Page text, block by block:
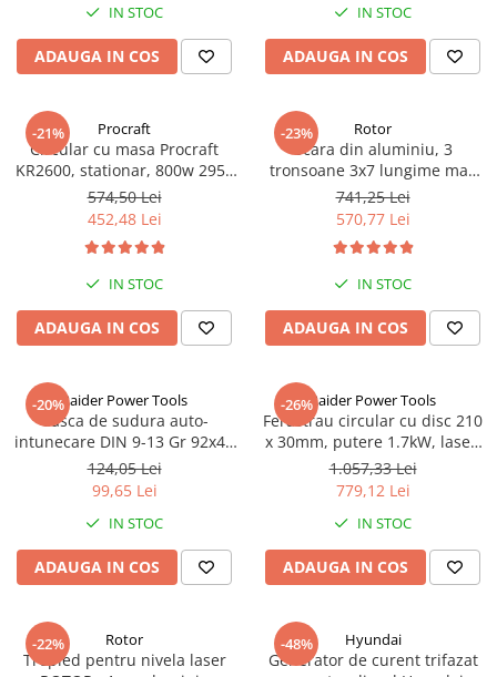
IN STOC
ADAUGA IN COS
IN STOC
ADAUGA IN COS
-21% Procraft
Circular cu masa Procraft
KR2600, stationar, 800w 2950
rpm, 500x335 mm, panza 200
mm
574,50 Lei
452,48 Lei
IN STOC
ADAUGA IN COS
-23% Rotor
Scara din aluminiu, 3
tronsoane 3x7 lungime max
324cm /486cm fabricata in UE,
KME307
741,25 Lei
570,77 Lei
IN STOC
ADAUGA IN COS
-20%Raider Power Tools
Casca de sudura auto-
intunecare DIN 9-13 Gr 92x42
RD-WH06
124,05 Lei
99,65 Lei
IN STOC
ADAUGA IN COS
-26%Raider Power Tools
Ferastrau circular cu disc 210
x 30mm, putere 1.7kW, laser,
45/45°, RD-MS08
1.057,33 Lei
779,12 Lei
IN STOC
ADAUGA IN COS
-22% Rotor
Trepied pentru nivela laser
-48% Hyundai
Generator de curent trifazat